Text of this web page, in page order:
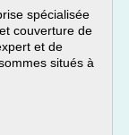
spécialisée
couverture de
et de
situés à